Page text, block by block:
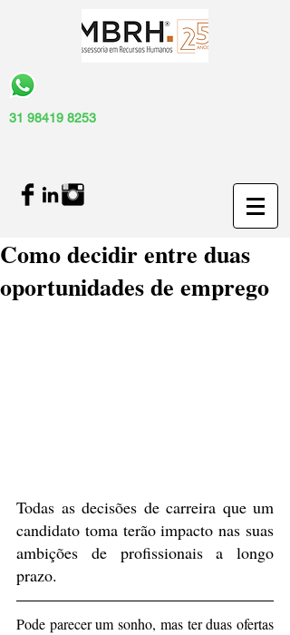
31 98419 8253
Como decidir entre duas
oportunidades de emprego
Todas as decisões de carreira que um
candidato toma terão impacto nas suas
ambições de profissionais a longo
prazo.
Pode parecer um sonho, mas ter duas ofertas